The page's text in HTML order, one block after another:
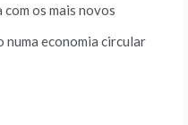
os mais novos
numa economia circular